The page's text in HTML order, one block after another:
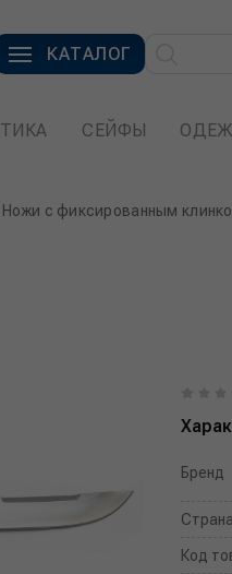
КАТАЛОГ
СЕЙФЫ
Ножи с фиксированным
Бренд
Страна
Код